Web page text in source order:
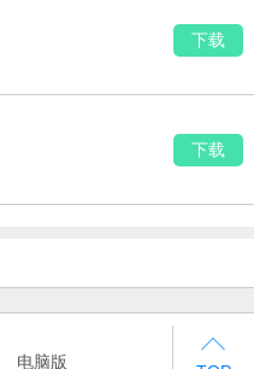
下载
下载
电脑版